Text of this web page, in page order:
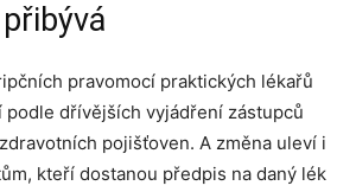
pravomocí praktických lékařů
dřívějších vyjádření zástupců
pojišťoven. A změna uleví i
kteří dostanou předpis na daný lék